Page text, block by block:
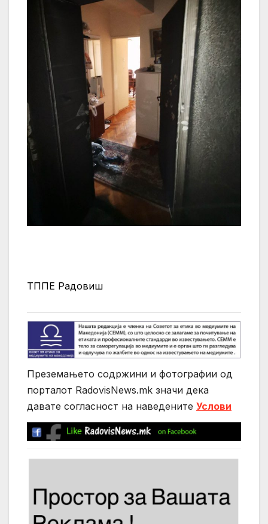
ТППЕ Радовиш
Преземањето содржини и фотографии од
порталот RadovisNews.mk значи дека
давате согласност на нaведените Услови